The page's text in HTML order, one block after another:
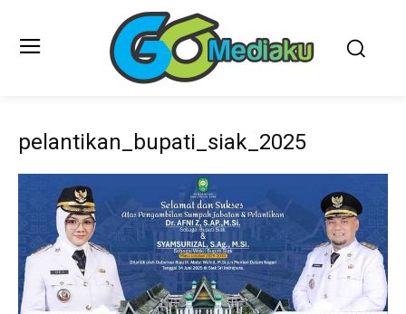
pelantikan_bupati_siak_2025